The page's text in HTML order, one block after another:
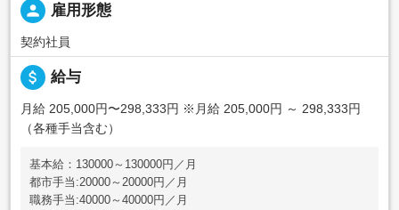
person 雇用形態
契約社員
attach_money 給与
月給 205,000円〜298,333円 ※月給 205,000円 ～ 298,333円
（各種手当含む）
基本給：130000～130000円／月
都市手当:20000～20000円／月
職務手当:40000～40000円／月